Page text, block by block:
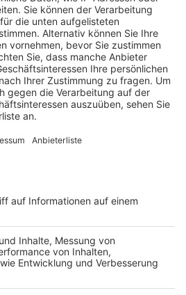
Nörvenich und der
den Abzug in Zukunft wieder
Luftwaffengeschwader
Weggang der Maschinen
Flugbetrieb. Das bedeutet
des Lärms, der in den
zum Alltag in der Region
die zusätzlichen Staffeln das
Nörvenich zeitweise
wieder auf die dort dauerhaft
Rhein und Erft